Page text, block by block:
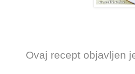
Ovaj recept objavljen